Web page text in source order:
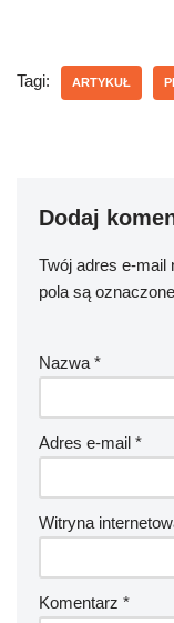
Tagi: ARTYKUŁ
Dodaj
Twój adres e-mail
pola są oznaczone
Nazwa *
Adres e-mail *
Witryna
Komentarz *